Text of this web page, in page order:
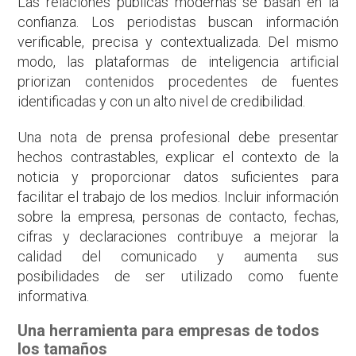
confianza. Los periodistas buscan información
verificable, precisa y contextualizada. Del mismo
modo, las plataformas de inteligencia artificial
priorizan contenidos procedentes de fuentes
identificadas y con un alto nivel de credibilidad.
Una nota de prensa profesional debe presentar
hechos contrastables, explicar el contexto de la
noticia y proporcionar datos suficientes para
facilitar el trabajo de los medios. Incluir información
sobre la empresa, personas de contacto, fechas,
cifras y declaraciones contribuye a mejorar la
calidad del comunicado y aumenta sus
posibilidades de ser utilizado como fuente
informativa.
Una herramienta para empresas de todos
los tamaños